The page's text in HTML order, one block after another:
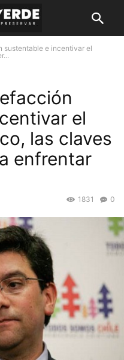
sustentable e incentivar el
el
las claves
enfrentar
0
1831